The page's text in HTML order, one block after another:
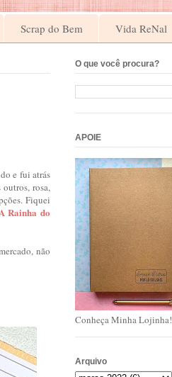
Scrap do Bem Vida ReNal
e fui atrás
rosa,
Fiquei
Rainha do
não
O que você procura?
APOIE
Conheça Minha Lojinha!
Arquivo